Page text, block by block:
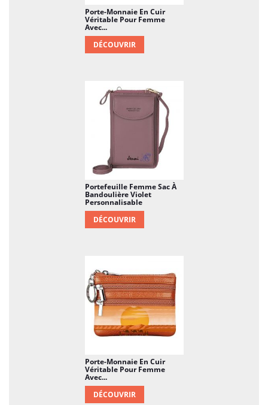
Porte-Monnaie En Cuir
Véritable Pour Femme
Avec...
DÉCOUVRIR
Portefeuille Femme Sac À
Bandoulière Violet
Personnalisable
DÉCOUVRIR
Porte-Monnaie En Cuir
Véritable Pour Femme
Avec...
DÉCOUVRIR